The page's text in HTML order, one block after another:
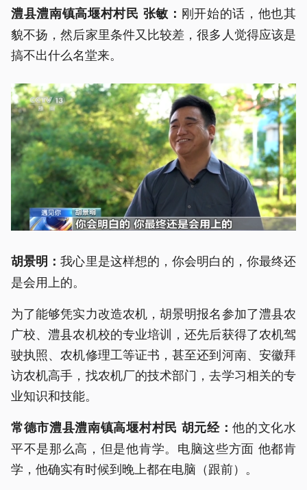
澧县澧南镇高堰村村民 张敏： 刚开始的话，他也其
貌不扬，然后家里条件又比较差，很多人觉得应该是
搞不出什么名堂来。
胡景明：我心里是这样想的，你会明白的，你最终还
是会用上的。
为了能够凭实力改造农机，胡景明报名参加了澧县农
广校、澧县农机校的专业培训，还先后获得了农机驾
驶执照、农机修理工等证书，甚至还到河南、安徽拜
访农机高手，找农机厂的技术部门，去学习相关的专
业知识和技能。
常德市澧县澧南镇高堰村村民 胡元经：他的文化水
平不是那么高，但是他肯学。电脑这些方面 他都肯
学，他确实有时候到晚上都在电脑（跟前）。